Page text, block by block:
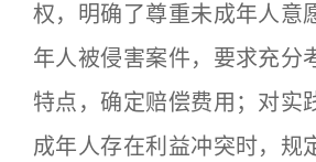
权，明确了尊重未成年人意
年人被侵害案件，要求充分
特点，确定赔偿费用；对实
成年人存在利益冲突时，规